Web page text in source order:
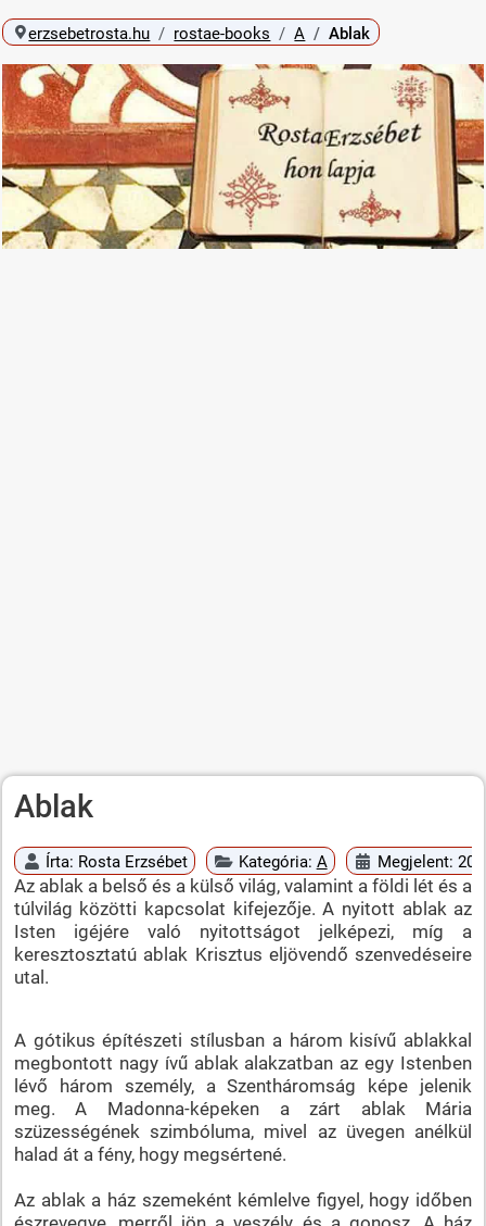
erzsebetrosta.hu rostae-books A Ablak
Ablak
Írta: Rosta Erzsébet Kategória: A Megjelent:
Az ablak a belső és a külső világ, valamint a földi lét és a
túlvilág közötti kapcsolat kifejezője. A nyitott ablak az
Isten igéjére való nyitottságot jelképezi, míg a
keresztosztatú ablak Krisztus eljövendő szenvedéseire
utal.
A gótikus építészeti stílusban a három kisívű ablakkal
megbontott nagy ívű ablak alakzatban az egy Istenben
lévő három személy, a Szentháromság képe jelenik
meg. A Madonna-képeken a zárt ablak Mária
szüzességének szimbóluma, mivel az üvegen anélkül
halad át a fény, hogy megsértené.
Az ablak a ház szemeként kémlelve figyel, hogy időben